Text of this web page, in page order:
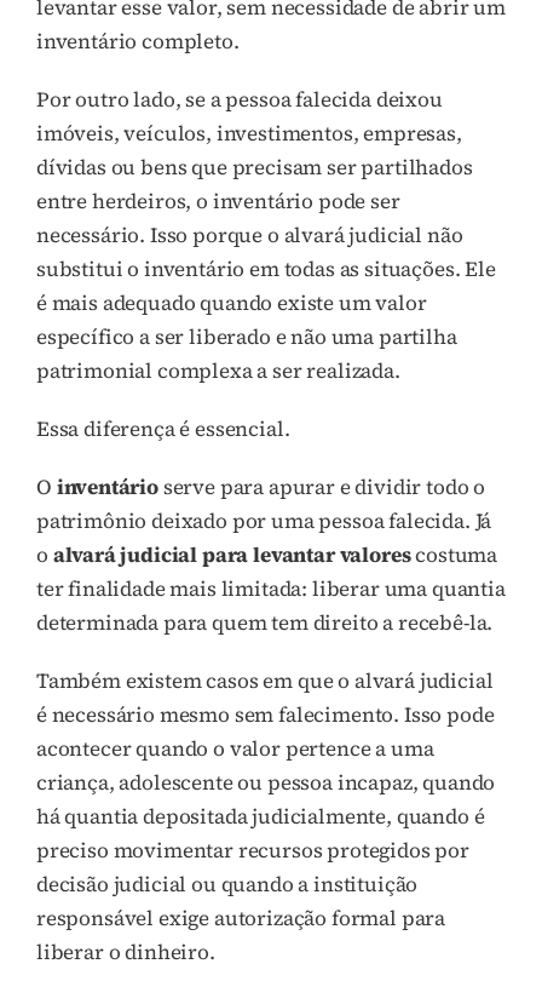
levantar esse valor, sem necessidade de abrir um
inventário completo.
Por outro lado, se a pessoa falecida deixou
imóveis, veículos, investimentos, empresas,
dívidas ou bens que precisam ser partilhados
entre herdeiros, o inventário pode ser
necessário. Isso porque o alvará judicial não
substitui o inventário em todas as situações. Ele
é mais adequado quando existe um valor
específico a ser liberado e não uma partilha
patrimonial complexa a ser realizada.
Essa diferença é essencial.
O inventárioserve para apurar e dividir todo o
patrimônio deixado por uma pessoa falecida. Já
o alvará judicial para levantar valorescostuma
ter finalidade mais limitada: liberar uma quantia
determinada para quem tem direito a recebê-la.
Também existem casos em que o alvará judicial
é necessário mesmo sem falecimento. Isso pode
acontecer quando o valor pertence a uma
criança, adolescente ou pessoa incapaz, quando
há quantia depositada judicialmente, quando é
preciso movimentar recursos protegidos por
decisão judicial ou quando a instituição
responsável exige autorização formal para
liberar o dinheiro.